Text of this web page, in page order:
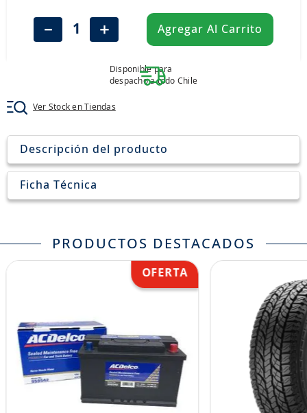
＋
－ Agregar Al Carrito
Disponible para
despacho a todo Chile
Ver Stock en Tiendas
Descripción del producto
Ficha Técnica
PRODUCTOS DESTACADOS
aceite